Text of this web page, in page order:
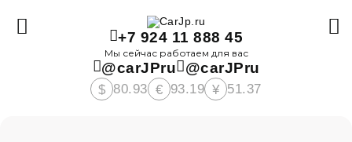
+7 924 11 888 45
Мы сейчас работаем для вас
@carJPru @carJPru
$ 80.93 € 93.19 ¥ 51.37